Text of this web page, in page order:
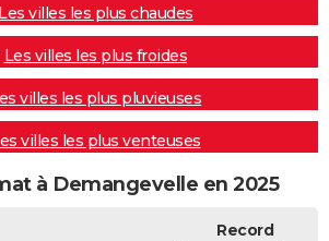
Les villes les plus chaudes
Les villes les plus froides
villes les plus pluvieuses
villes les plus venteuses
à Demangevelle en 2025
Record